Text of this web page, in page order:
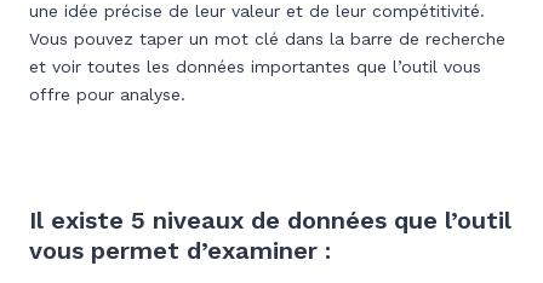
une idée précise de leur valeur et de leur compétitivité.
Vous pouvez taper un mot clé dans la barre de recherche
et voir toutes les données importantes que l’outil vous
offre pour analyse.
Il existe 5 niveaux de données que l’outil
vous permet d’examiner :